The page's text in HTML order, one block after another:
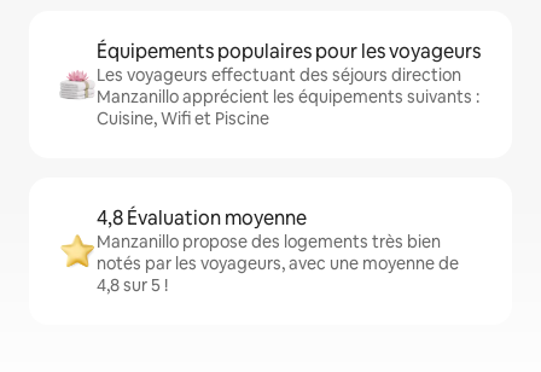
Équipements populaires pour les voyageurs
Les voyageurs effectuant des séjours direction
Manzanillo apprécient les équipements suivants :
Cuisine, Wifi et Piscine
4,8 Évaluation moyenne
Manzanillo propose des logements très bien
notés par les voyageurs, avec une moyenne de
4,8 sur 5 !